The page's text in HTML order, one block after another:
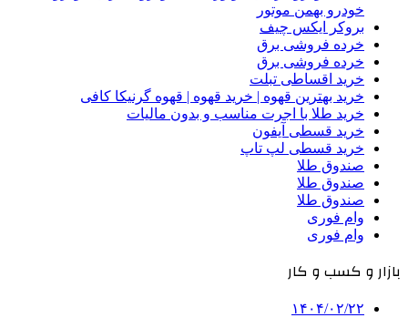
خودرو بهمن موتور
بروکر ایکس چیف
خرده فروشی برق
خرده فروشی برق
خرید اقساطی تبلت
خرید بهترین قهوه | خرید قهوه | قهوه گرنیکا کافی
خرید طلا با اجرت مناسب و بدون مالیات
خرید قسطی آیفون
خرید قسطی لپ تاپ
صندوق طلا
صندوق طلا
صندوق طلا
وام فوری
وام فوری
بازار و کسب و کار
۱۴۰۴/۰۲/۲۲